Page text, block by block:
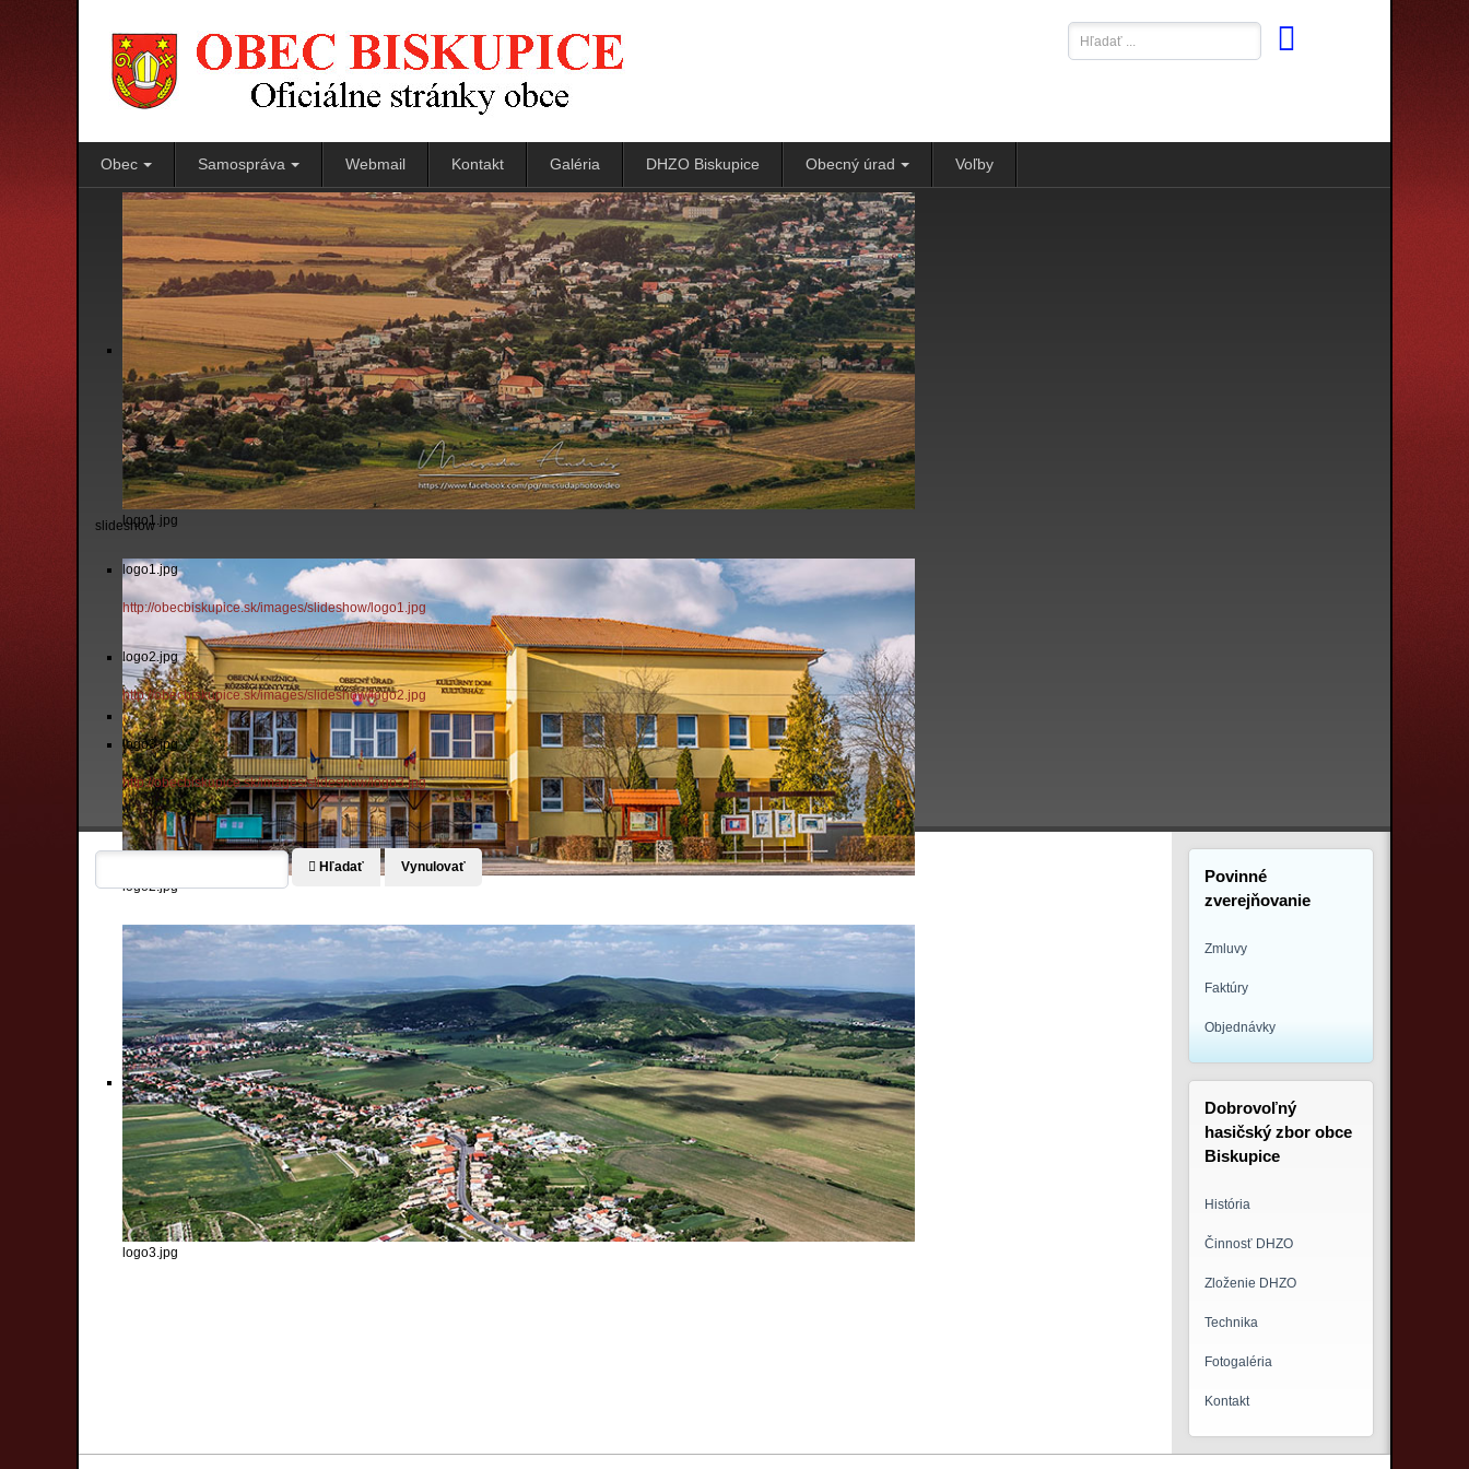
Hľadať
...
Obec Samospráva Webmail Kontakt Galéria DHZO Biskupice Obecný úrad Voľby
logo1.jpg
logo2.jpg
logo3.jpg
slideshow
logo1.jpg
http://obecbiskupice.sk/images/slideshow/logo1.jpg
logo2.jpg
http://obecbiskupice.sk/images/slideshow/logo2.jpg
logo3.jpg
http://obecbiskupice.sk/images/slideshow/logo3.jpg
Hľadať Vynulovať
Povinné
zverejňovanie
Zmluvy
Faktúry
Objednávky
Dobrovoľný
hasičský zbor obce
Biskupice
História
Činnosť DHZO
Zloženie DHZO
Technika
Fotogaléria
Kontakt